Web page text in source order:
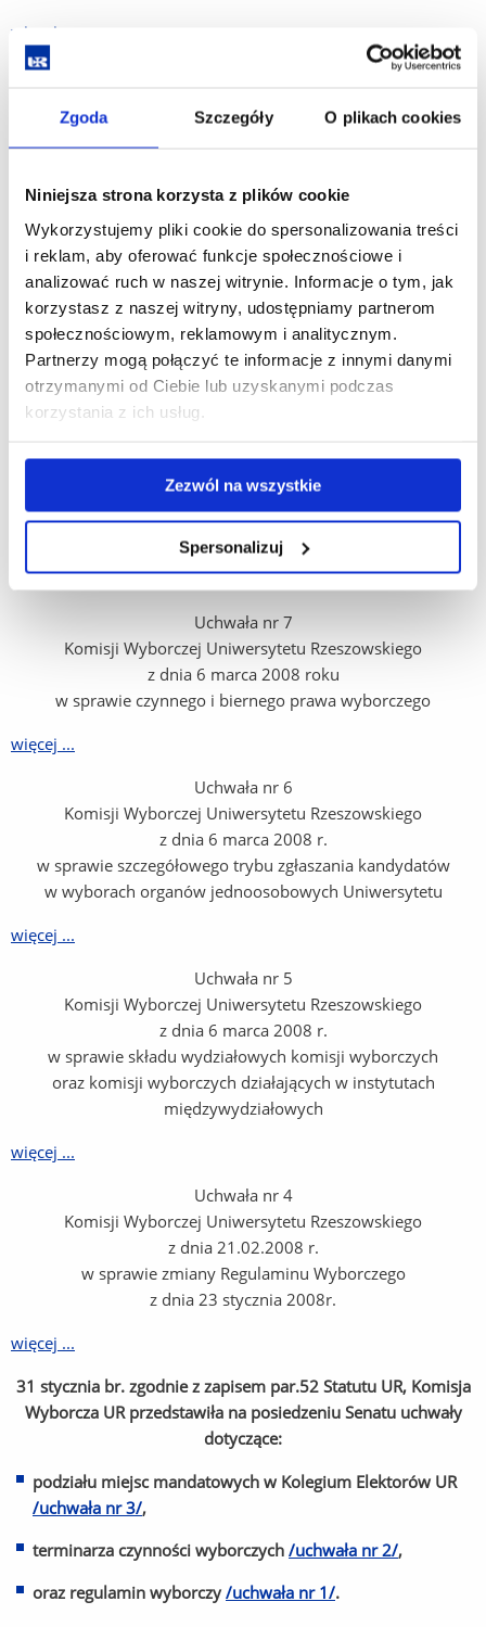
Zgoda Szczegóły O plikach cookies
Niniejsza strona korzysta z plików cookie
Wykorzystujemy pliki cookie do spersonalizowania treści
i reklam, aby oferować funkcje społecznościowe i
analizować ruch w naszej witrynie. Informacje o tym, jak
korzystasz z naszej witryny, udostępniamy partnerom
społecznościowym, reklamowym i analitycznym.
Partnerzy mogą połączyć te informacje z innymi danymi
otrzymanymi od Ciebie lub uzyskanymi podczas
korzystania z ich usług.
Zezwól na wszystkie
Spersonalizuj
więcej ...
z dnia 6 marca 2008 roku
w sprawie kadencji organów kolegialnych i jednoosobowych
więcej ...
Uchwała nr 9
Komisji Wyborczej Uniwersytetu Rzeszowskiego
z dnia 6 marca 2008 r.
w sprawie wyborów do rad wydziałów
więcej ...
Uchwała nr 8
z dnia 6 marca 2008 r.
w sprawie kadencji organów kolegialnych i jednoosobowych
więcej ...
Załącznik nr 1 - Struktura Senatu Uniwersytetu Rzeszowskiego
Uchwała nr 7
Komisji Wyborczej Uniwersytetu Rzeszowskiego
z dnia 6 marca 2008 roku
w sprawie czynnego i biernego prawa wyborczego
więcej ...
Uchwała nr 6
Komisji Wyborczej Uniwersytetu Rzeszowskiego
z dnia 6 marca 2008 r.
w sprawie szczegółowego trybu zgłaszania kandydatów
w wyborach organów jednoosobowych Uniwersytetu
więcej ...
Uchwała nr 5
Komisji Wyborczej Uniwersytetu Rzeszowskiego
z dnia 6 marca 2008 r.
w sprawie składu wydziałowych komisji wyborczych
oraz komisji wyborczych działających w instytutach
międzywydziałowych
więcej ...
Uchwała nr 4
Komisji Wyborczej Uniwersytetu Rzeszowskiego
z dnia 21.02.2008 r.
w sprawie zmiany Regulaminu Wyborczego
z dnia 23 stycznia 2008r.
więcej ...
31 stycznia br. zgodnie z zapisem par.52 Statutu UR, Komisja
Wyborcza UR przedstawiła na posiedzeniu Senatu uchwały
dotyczące:
podziału miejsc mandatowych w Kolegium Elektorów UR
/uchwała nr 3/,
terminarza czynności wyborczych /uchwała nr 2/,
oraz regulamin wyborczy/uchwała nr 1/.